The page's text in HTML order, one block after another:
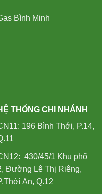
Bình Minh
THỐNG CHI NHÁNH
196 Bình Thới, P.14,
430/45/1 Khu phố
Đường Lê Thị Riêng,
An, Q.12